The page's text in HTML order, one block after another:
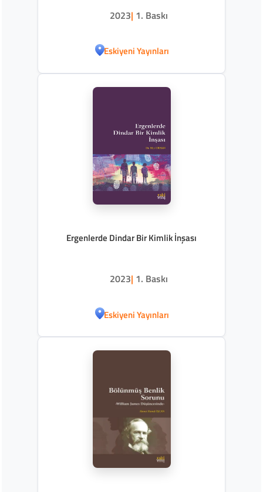
2023| 1. Baskı
Eskiyeni Yayınları
Ergenlerde Dindar Bir Kimlik İnşası
2023| 1. Baskı
Eskiyeni Yayınları